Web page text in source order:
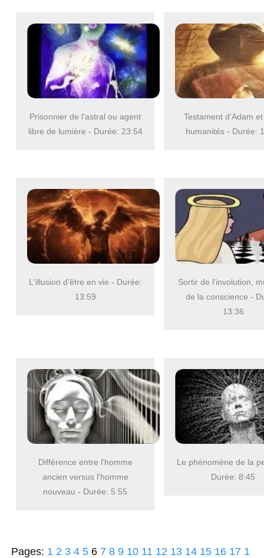
Prisonnier de l'astral ou agent
libre de lumière - Durée: 23:54
Testament d'Adam
humanités - Durée:
L'illusion d'être en vie - Durée:
13:59
Sortir de l'involution,
de la conscience -
13:36
Différence entre l'homme
ancien versus l'homme
nouveau - Durée: 5:55
Le phénomène de la
Durée: 8:45
Pages: 1 2 3 4 5 6 7 8 9 10 11 12 13 14 15 16 17 1